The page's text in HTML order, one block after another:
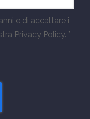
e di accettare i
Privacy Policy. *